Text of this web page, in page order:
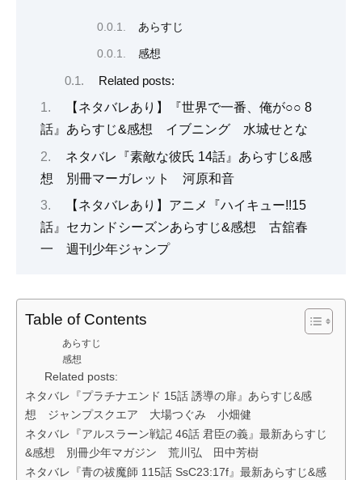
あらすじ
感想
Related posts:
【ネタバレあり】『世界で一番、俺が○○ 8
話』あらすじ&感想 イブニング 水城せとな
ネタバレ『素敵な彼氏 14話』あらすじ&感
想 別冊マーガレット 河原和音
【ネタバレあり】アニメ『ハイキュー!!15
話』セカンドシーズンあらすじ&感想 古舘春
一 週刊少年ジャンプ
Table of Contents
あらすじ
感想
Related posts:
ネタバレ『プラチナエンド 15話 誘導の扉』あらすじ&感
想 ジャンプスクエア 大場つぐみ 小畑健
ネタバレ『アルスラーン戦記 46話 君臣の義』最新あらすじ
&感想 別冊少年マガジン 荒川弘 田中芳樹
ネタバレ『青の祓魔師 115話 SsC23:17f』最新あらすじ&感